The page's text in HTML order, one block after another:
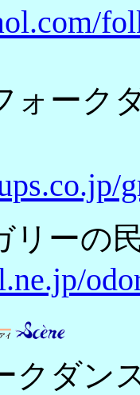
ォーク
リーの
クダン